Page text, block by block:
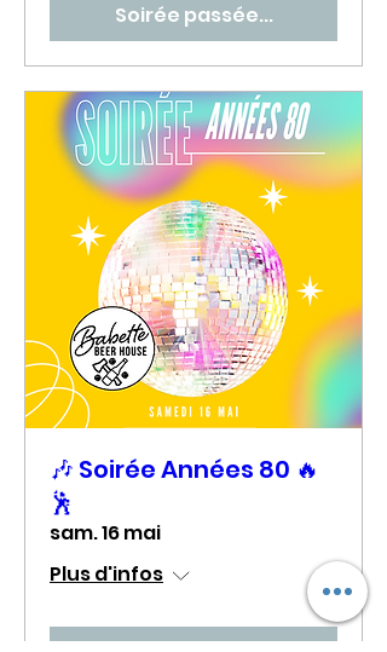
Soirée passée...
🎶 Soirée Années 80 🔥
🕺
sam. 16 mai
Plus d'infos